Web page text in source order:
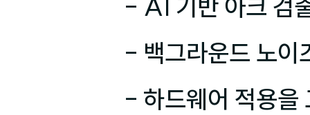
- AI 기반 아크 검
- 백그라운드 노이
- 하드웨어 적용을